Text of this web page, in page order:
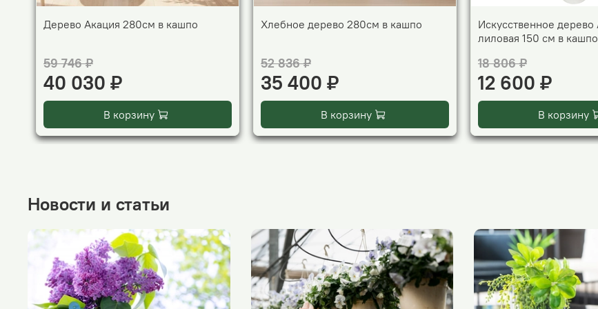
Дерево Акация 280см в кашпо
59 746 ₽
40 030 ₽
В корзину
Хлебное дерево 280см в кашпо
52 836 ₽
35 400 ₽
В корзину
Искусственное дерево
лиловая 150 см в кашпо
18 806 ₽
12 600 ₽
В корзину
Новости и статьи